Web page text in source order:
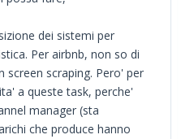
dei sistemi per
Per airbnb, non so di
screen scraping. Pero' per
a queste task, perche'
manager (sta
che produce hanno